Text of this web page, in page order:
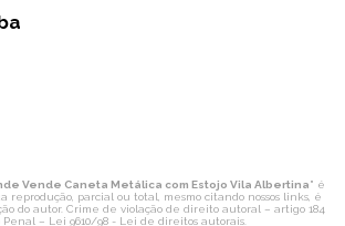
Vende Caneta Metálica com Estojo Vila Albertina" é
reprodução, parcial ou total, mesmo citando nossos links, é
do autor. Crime de violação de direito autoral – artigo 184
Penal – Lei 9610/98 - Lei de direitos autorais.